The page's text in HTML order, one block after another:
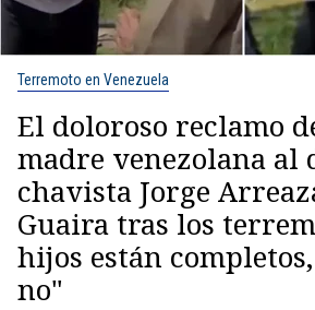
Terremoto en Venezuela
El doloroso reclamo
madre venezolana al
chavista Jorge
Guaira tras los
hijos están
no"